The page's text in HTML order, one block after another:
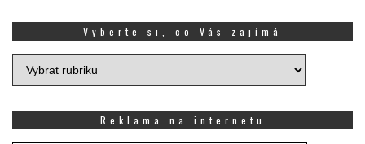
Vyberte si, co Vás zajímá
Vyberte
si,
Reklama na internetu